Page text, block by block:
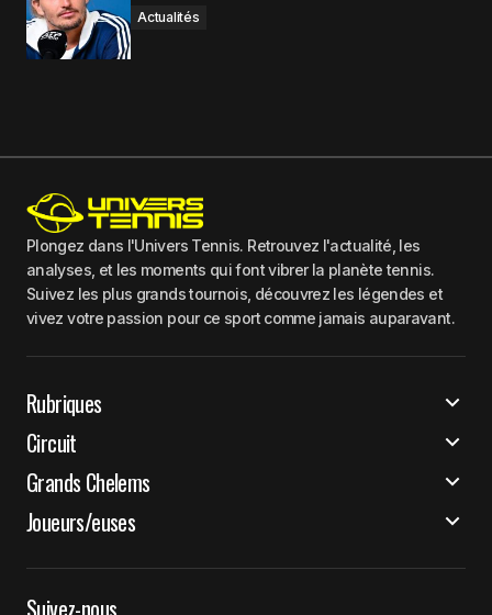
Actualités
Plongez dans l'Univers Tennis. Retrouvez l'actualité, les
analyses, et les moments qui font vibrer la planète tennis.
Suivez les plus grands tournois, découvrez les légendes et
vivez votre passion pour ce sport comme jamais auparavant.
Rubriques
Circuit
Grands Chelems
Joueurs/euses
Suivez-nous